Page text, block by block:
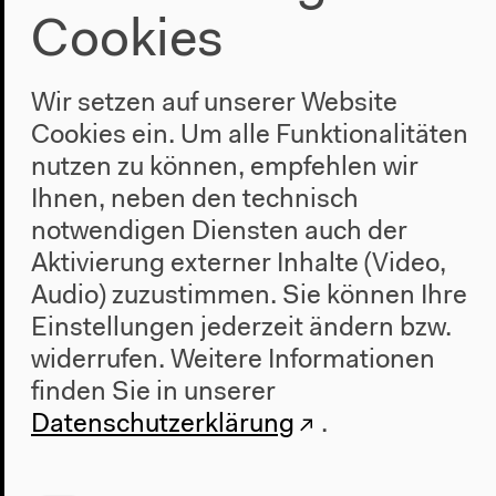
Cookies
Wir setzen auf unserer Website
Cookies ein. Um alle Funktionalitäten
nutzen zu können, empfehlen wir
Ihnen, neben den technisch
notwendigen Diensten auch der
Aktivierung externer Inhalte (Video,
Audio) zuzustimmen. Sie können Ihre
Einstellungen jederzeit ändern bzw.
widerrufen. Weitere Informationen
finden Sie in unserer
Datenschutzerklärung
.